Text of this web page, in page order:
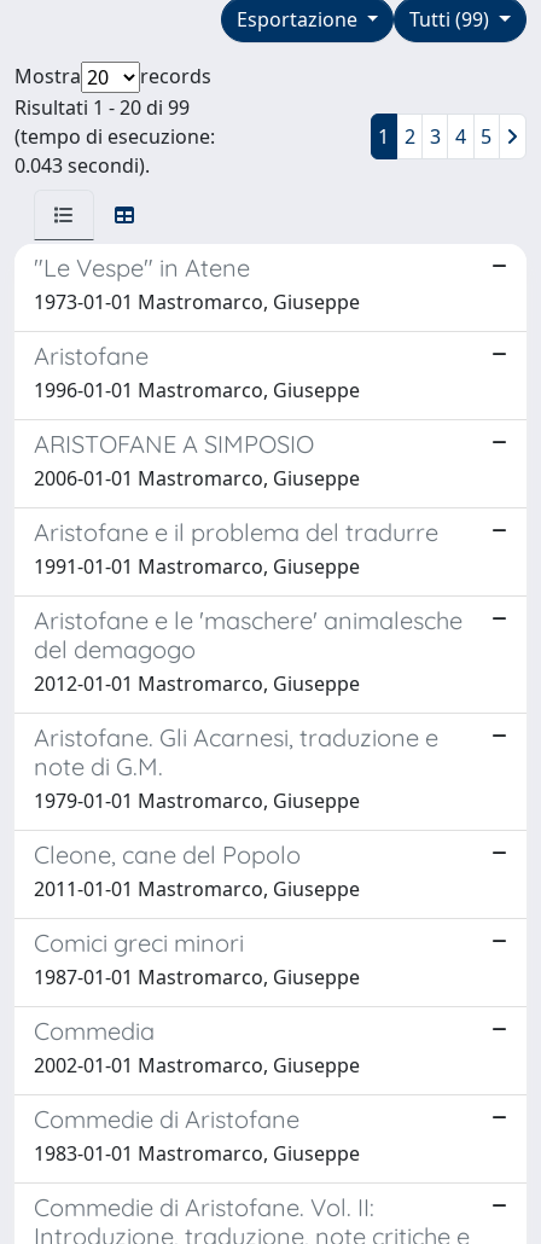
Tutti (99)
Esportazione
Mostra
records
Risultati 1 - 20 di 99
(tempo di esecuzione:
0.043 secondi).
1 2 3 4 5
"Le Vespe" in Atene
1973-01-01 Mastromarco, Giuseppe
Aristofane
1996-01-01 Mastromarco, Giuseppe
ARISTOFANE A SIMPOSIO
2006-01-01 Mastromarco, Giuseppe
Aristofane e il problema del tradurre
1991-01-01 Mastromarco, Giuseppe
Aristofane e le 'maschere' animalesche
del demagogo
2012-01-01 Mastromarco, Giuseppe
Aristofane. Gli Acarnesi, traduzione e
note di G.M.
1979-01-01 Mastromarco, Giuseppe
Cleone, cane del Popolo
2011-01-01 Mastromarco, Giuseppe
Comici greci minori
1987-01-01 Mastromarco, Giuseppe
Commedia
2002-01-01 Mastromarco, Giuseppe
Commedie di Aristofane
1983-01-01 Mastromarco, Giuseppe
Commedie di Aristofane. Vol. II:
Introduzione, traduzione, note critiche e